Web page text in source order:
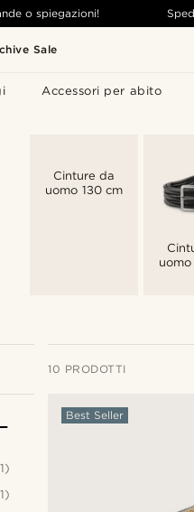
Sale
Accessori per abito
o spiegazioni!
Cinture da
uomo 130 cm
uomo
10 PRODOTTI
Best Seller